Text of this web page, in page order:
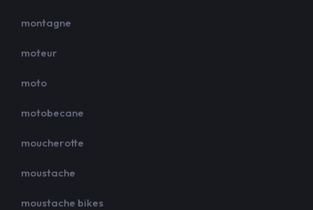
montagne
moteur
moto
motobecane
moucherotte
moustache
moustache bikes